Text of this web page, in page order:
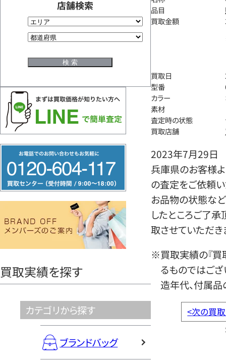
店舗検索
リ
ー
ヤ
買取実績を探す
カテゴリから探す
ブランドバッグ
品目
買取金額
買取日
型番
カラー
素材
査定時の状態
買取店舗
2023年7月29日
兵庫県のお客様
の査定をご依頼い
お品物の状態など
したところご了
取させていただき
※買取実績の『買
るものではござ
造年代、付属品
<次の買